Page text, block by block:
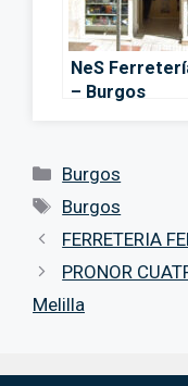
NeS
– Burgos
Categorías
Burgos
Etiquetas
Burgos
FERRETERIA
PRONOR
Melilla